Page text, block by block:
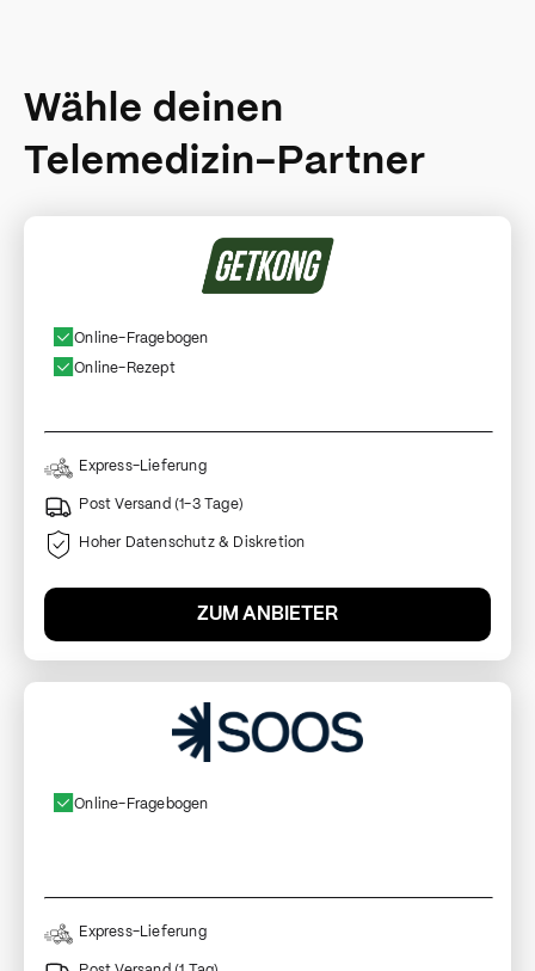
Wähle deinen
Telemedizin-Partner
Online-Fragebogen
Online-Rezept
Express-Lieferung
Post Versand (1-3 Tage)
Hoher Datenschutz & Diskretion
ZUM ANBIETER
Online-Fragebogen
Express-Lieferung